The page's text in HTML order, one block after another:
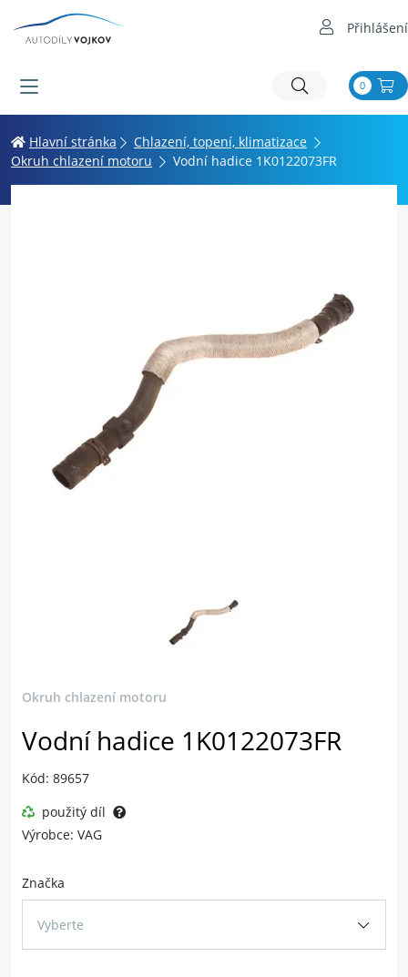
Přihlášení
0
Hlavní stránka
Chlazení, topení, klimatizace
Okruh chlazení motoru
Vodní hadice 1K0122073FR
Okruh chlazení motoru
Vodní hadice 1K0122073FR
Kód: 89657
použitý díl
Výrobce: VAG
Značka
Vyberte